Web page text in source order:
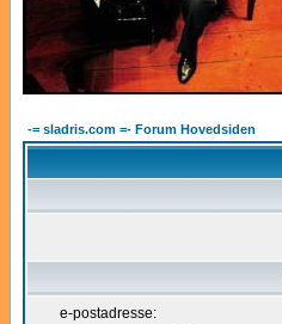
-= sladris.com =- Forum Hovedsiden
e-postadresse: